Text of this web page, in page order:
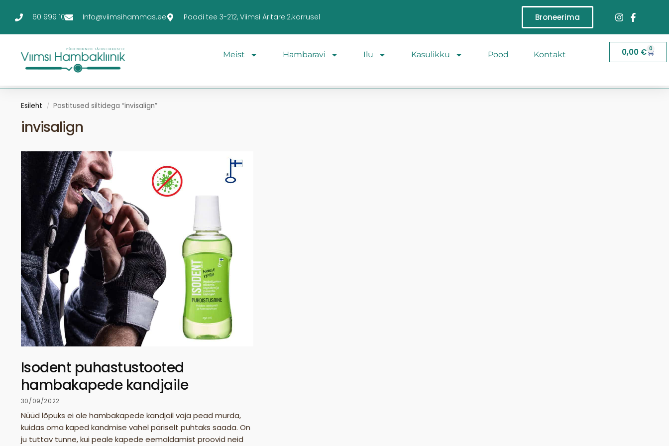
60 999 10 Info@viimsihammas.ee Paadi tee 3-212, Viimsi Äritare.2.korrusel Broneerima
Meist Hambaravi Ilu Kasulikku Pood Kontakt 0,00 € 0
Esileht / Postitused siltidega “invisalign”
invisalign
Isodent puhastustooted
hambakapede kandjaile
30/09/2022
Nüüd lõpuks ei ole hambakapede kandjail vaja pead murda,
kuidas oma kaped kandmise vahel päriselt puhtaks saada. On
ju tuttav tunne, kui peale kapede eemaldamist proovid neid